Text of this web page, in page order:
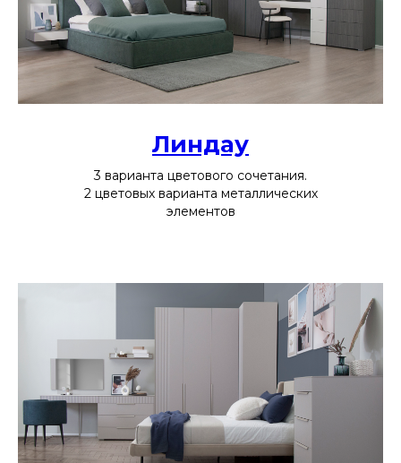
Линдау
3 варианта цветового сочетания.
2 цветовых варианта металлических
элементов